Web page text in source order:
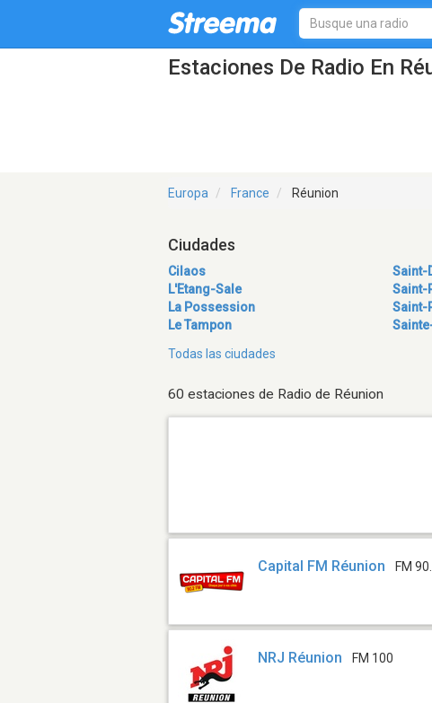
Estaciones De Radio En
Europa France Réunion
Ciudades
Cilaos
L'Etang-Sale
La Possession
Le Tampon
Saint-
Saint-
Saint-
Todas las ciudades
60 estaciones de Radio de Réunion
Capital FM Réunion FM
NRJ Réunion FM 100